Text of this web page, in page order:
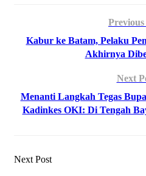
Previous
Kabur ke Batam, Pelaku
Akhirnya
Next
Menanti Langkah Tegas
Kadinkes OKI: Di Tengah
Next Post